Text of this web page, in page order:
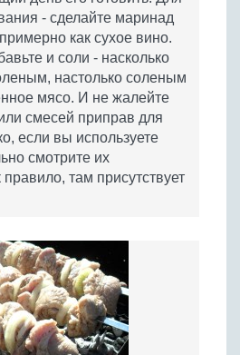
- сделайте маринад
как сухое вино.
и соли - насколько
настолько соленым
мясо. И не жалейте
смесей приправ для
если вы используете
смотрите их
там присутствует